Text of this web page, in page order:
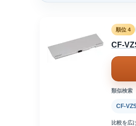
順位 4
CF-
類似検索
CF-
比較を広